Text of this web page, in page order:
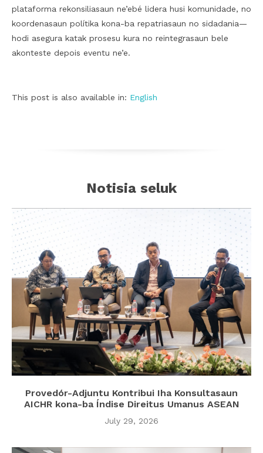
plataforma rekonsiliasaun ne’ebé lidera husi komunidade, no
koordenasaun polítika kona-ba repatriasaun no sidadania—
hodi asegura katak prosesu kura no reintegrasaun bele
akonteste depois eventu ne’e.
This post is also available in: English
Notisia seluk
Provedór-Adjuntu Kontribui Iha Konsultasaun
AICHR kona-ba Índise Direitus Umanus ASEAN
July 29, 2026